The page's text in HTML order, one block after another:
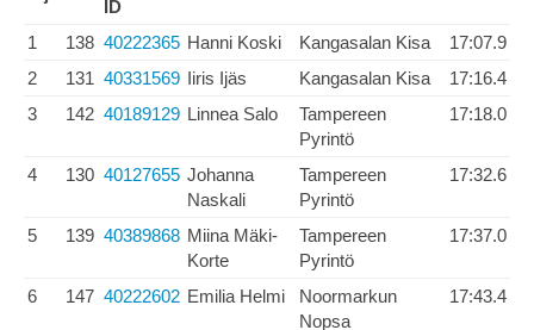
ID
1 138 40222365 Hanni Koski Kangasalan Kisa
17:07.9
2
131 40331569 Iiris Ijäs Kangasalan Kisa
17:16.4
3
142 40189129 Linnea Salo
Tampereen
Pyrintö
17:18.0
4 130 40127655 Johanna
Naskali
Tampereen
Pyrintö
17:32.6
5 139 40389868 Miina Mäki-
Korte
Tampereen
Pyrintö
17:37.0
6 147 40222602 Emilia Helmi
Noormarkun
Nopsa
17:43.4